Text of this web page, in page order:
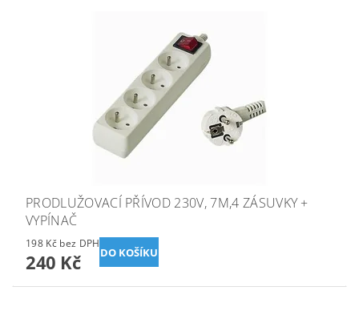
PRODLUŽOVACÍ PŘÍVOD 230V, 7M,4 ZÁSUVKY +
VYPÍNAČ
198 Kč bez DPH
240 Kč